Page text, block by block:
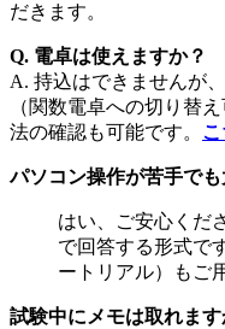
だきます。
Q. 電卓は使えますか？
A. 持込はできませんが
（関数電卓への切り替
法の確認も可能です。 こ
パソコン操作が苦手で
はい、ご安心くだ
で回答する形式で
ートリアル）もご
試験中にメモは取れます